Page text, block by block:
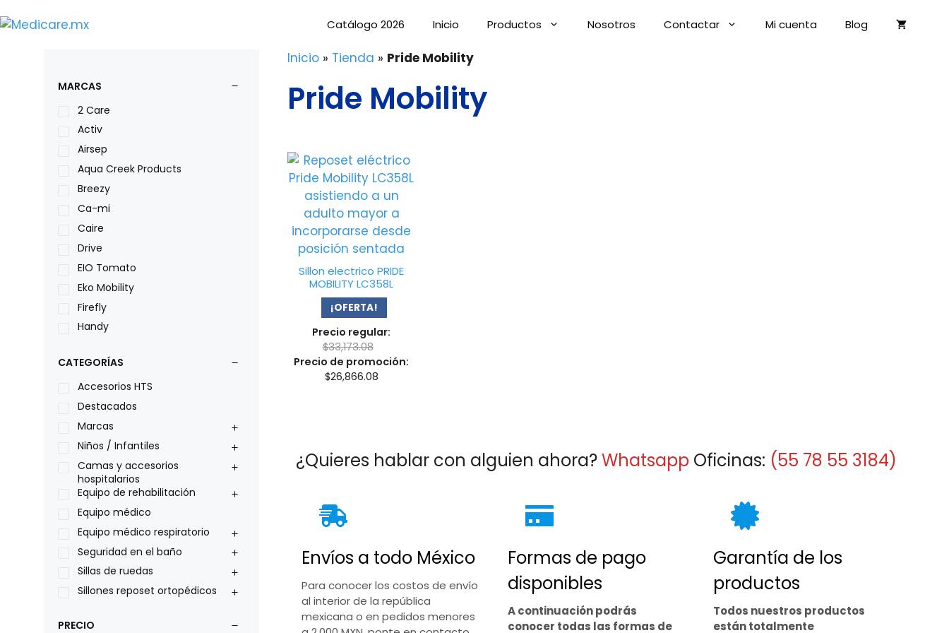
al
Catálogo 2026 Inicio Productos Nosotros Contactar Mi cuenta Blog
Inicio » Tienda » Pride Mobility
Pride Mobility
Sillon electrico PRIDE
MOBILITY LC358L
¡OFERTA!
Precio regular:
$33,173.08
Precio de promoción:
$26,866.08
¿Quieres hablar con alguien ahora?Whatsapp Oficinas: (55 78 55 3184)
Envíos a todo México
Para conocer los costos de envío
al interior de la república
mexicana o en pedidos menores
Formas de pago
disponibles
A continuación podrás
conocer todas las formas de
Garantía de los
productos
Todos nuestros productos
están totalmente
MARCAS
2 Care
Activ
Airsep
Aqua Creek Products
Breezy
Ca-mi
Caire
Drive
EIO Tomato
Eko Mobility
Firefly
Handy
Leggero
Lumex
Medical Store
Nidek
Oxiplus
Philips
Pride
Xiehe Medical
CATEGORÍAS
Accesorios HTS
Destacados
Marcas
Niños / Infantiles
Camas y accesorios
hospitalarios
Equipo de rehabilitación
Equipo médico
Equipo médico respiratorio
Seguridad en el baño
Sillas de ruedas
Sillones reposet ortopédicos
PRECIO